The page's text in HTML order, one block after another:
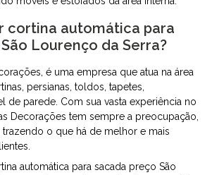
cortina automática para
Lourenço da Serra?
é uma empresa que atua na área
persianas, toldos, tapetes,
de parede. Com sua vasta experiência no
Decorações tem sempre a preocupação,
trazendo o que há de melhor e mais
automática para sacada preço São